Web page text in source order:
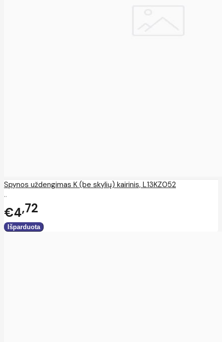
Spynos uždengimas K (be skylių) kairinis, L13KZ052
..
€4 72